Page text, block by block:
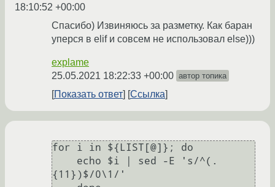
18:10:52 +00:00
Спасибо) Извиняюсь за разметку. Как баран
уперся в elif и совсем не использовал else)))
explame
25.05.2021 18:22:33 +00:00 автор топика
Показать ответ Ссылка
for i in ${LIST[@]}; do
{11})$/0\1/'